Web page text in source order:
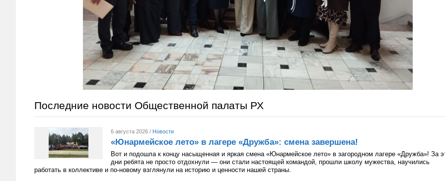
Последние новости Общественной палаты РХ
6 августа 2026 / Новости
«Юнармейское лето» в лагере «Дружба»: смена завершена!
Вот и подошла к концу насыщенная и яркая смена «Юнармейское лето» в загородном лагере «Дружба»! За
дни ребята не просто отдохнули — они стали настоящей командой, прошли школу мужества, научились
работать в коллективе и по-новому взглянули на историю и ценности нашей страны.